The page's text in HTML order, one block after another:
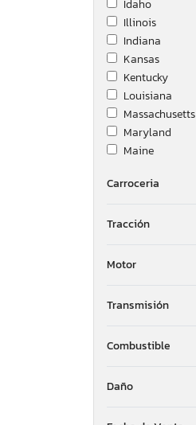
Idaho
Illinois
Indiana
Kansas
Kentucky
Louisiana
Massachusetts
Maryland
Maine
Minnesota
Mississippi
New Brunswick
North Dakota
New Jersey
Nova Scotia
Carroceria
Tracción
Motor
Transmisión
Combustible
Daño